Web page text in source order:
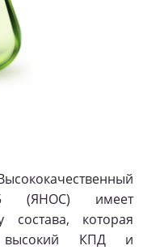
(ЯНОС) имеет
состава, которая
высокий КПД и